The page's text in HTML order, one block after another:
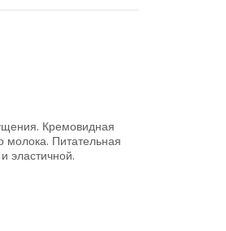
Кремовидная
молока. Питательная
эластичной.